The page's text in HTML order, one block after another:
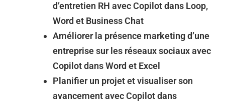
d’entretien RH avec Copilot dans Loop,
Word et Business Chat
Améliorer la présence marketing d’une
entreprise sur les réseaux sociaux avec
Copilot dans Word et Excel
Planifier un projet et visualiser son
avancement avec Copilot dans